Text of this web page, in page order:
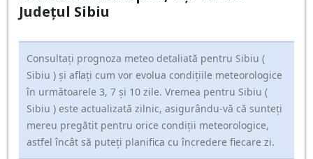
Județul Sibiu
Consultați prognoza meteo detaliată pentru Sibiu (
Sibiu ) și aflați cum vor evolua condițiile meteorologice
în următoarele 3, 7 și 10 zile. Vremea pentru Sibiu (
Sibiu ) este actualizată zilnic, asigurându-vă că sunteți
mereu pregătit pentru orice condiții meteorologice,
astfel încât să puteți planifica cu încredere fiecare zi.